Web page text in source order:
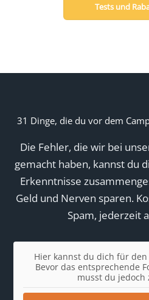
Tests und
31 Dinge, die du vor dem
Die Fehler, die wir bei
gemacht haben, kannst du
Erkenntnisse
Geld und Nerven sparen.
Spam, jederzeit
Hier kannst du dich für
Bevor das entsprechende
musst du jedoch